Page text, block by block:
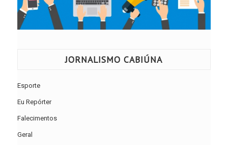
JORNALISMO CABIÚNA
Esporte
Eu Repórter
Falecimentos
Geral